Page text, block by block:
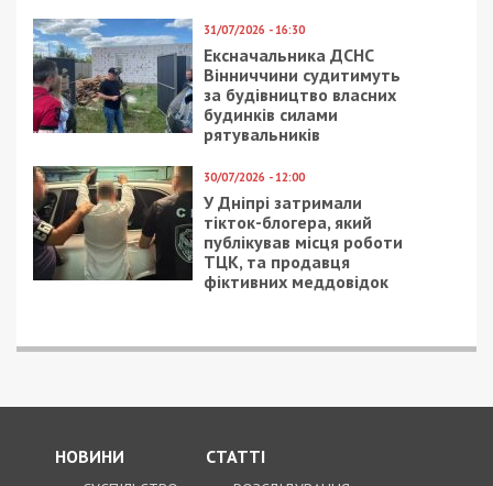
31/07/2026 - 16:30
Ексначальника ДСНС
Вінниччини судитимуть
за будівництво власних
будинків силами
рятувальників
30/07/2026 - 12:00
У Дніпрі затримали
тікток-блогера, який
публікував місця роботи
ТЦК, та продавця
фіктивних меддовідок
НОВИНИ СТАТТІ